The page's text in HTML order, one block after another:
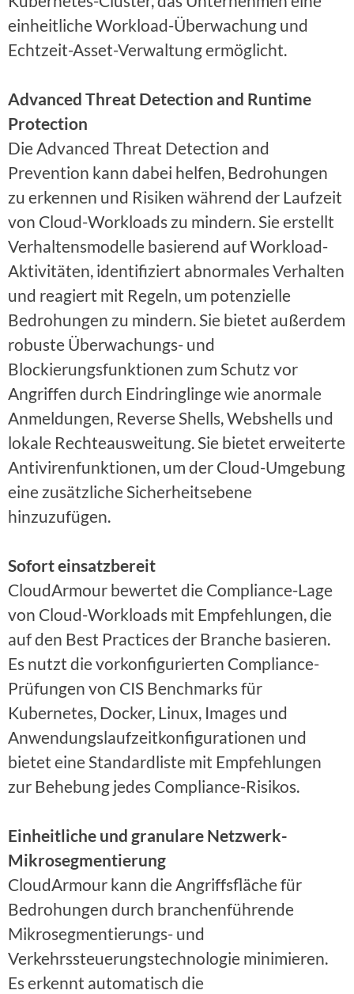
einheitliche Workload-Überwachung und
Echtzeit-Asset-Verwaltung ermöglicht.
Advanced Threat Detection and Runtime
Protection
Die Advanced Threat Detection and
Prevention kann dabei helfen, Bedrohungen
zu erkennen und Risiken während der Laufzeit
von Cloud-Workloads zu mindern. Sie erstellt
Verhaltensmodelle basierend auf Workload-
Aktivitäten, identifiziert abnormales Verhalten
und reagiert mit Regeln, um potenzielle
Bedrohungen zu mindern. Sie bietet außerdem
robuste Überwachungs- und
Blockierungsfunktionen zum Schutz vor
Angriffen durch Eindringlinge wie anormale
Anmeldungen, Reverse Shells, Webshells und
lokale Rechteausweitung. Sie bietet erweiterte
Antivirenfunktionen, um der Cloud-Umgebung
eine zusätzliche Sicherheitsebene
hinzuzufügen.
Sofort einsatzbereit
CloudArmour bewertet die Compliance-Lage
von Cloud-Workloads mit Empfehlungen, die
auf den Best Practices der Branche basieren.
Es nutzt die vorkonfigurierten Compliance-
Prüfungen von CIS Benchmarks für
Kubernetes, Docker, Linux, Images und
Anwendungslaufzeitkonfigurationen und
bietet eine Standardliste mit Empfehlungen
zur Behebung jedes Compliance-Risikos.
Einheitliche und granulare Netzwerk-
Mikrosegmentierung
CloudArmour kann die Angriffsfläche für
Bedrohungen durch branchenführende
Mikrosegmentierungs- und
Verkehrssteuerungstechnologie minimieren.
Es erkennt automatisch die